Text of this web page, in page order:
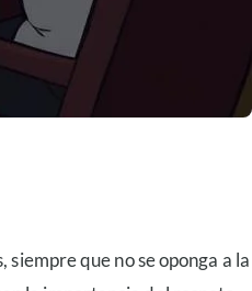
que no se oponga a la